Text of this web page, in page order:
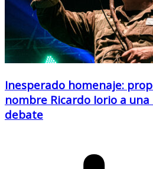
Inesperado homenaje:
nombre Ricardo Iorio a
debate